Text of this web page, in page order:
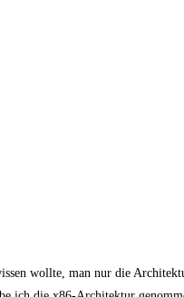
wollte, man nur die